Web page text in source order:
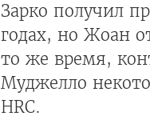
Зарко получил
годах, но Жоан
то же время,
Муджелло
HRC.